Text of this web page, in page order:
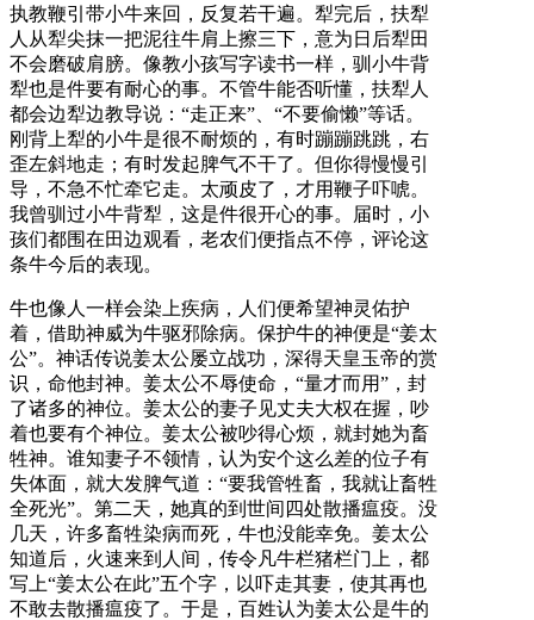
执教鞭引带小牛来回，反复若干遍。犁完后，扶犁
人从犁尖抹一把泥往牛肩上擦三下，意为日后犁田
不会磨破肩膀。像教小孩写字读书一样，驯小牛背
犁也是件要有耐心的事。不管牛能否听懂，扶犁人
都会边犁边教导说：“走正来”、“不要偷懒”等话。
刚背上犁的小牛是很不耐烦的，有时蹦蹦跳跳，右
歪左斜地走；有时发起脾气不干了。但你得慢慢引
导，不急不忙牵它走。太顽皮了，才用鞭子吓唬。
我曾驯过小牛背犁，这是件很开心的事。届时，小
孩们都围在田边观看，老农们便指点不停，评论这
条牛今后的表现。
牛也像人一样会染上疾病，人们便希望神灵佑护
着，借助神威为牛驱邪除病。保护牛的神便是“姜太
公”。神话传说姜太公屡立战功，深得天皇玉帝的赏
识，命他封神。姜太公不辱使命，“量才而用”，封
了诸多的神位。姜太公的妻子见丈夫大权在握，吵
着也要有个神位。姜太公被吵得心烦，就封她为畜
牲神。谁知妻子不领情，认为安个这么差的位子有
失体面，就大发脾气道：“要我管牲畜，我就让畜牲
全死光”。第二天，她真的到世间四处散播瘟疫。没
几天，许多畜牲染病而死，牛也没能幸免。姜太公
知道后，火速来到人间，传令凡牛栏猪栏门上，都
写上“姜太公在此”五个字，以吓走其妻，使其再也
不敢去散播瘟疫了。于是，百姓认为姜太公是牛的